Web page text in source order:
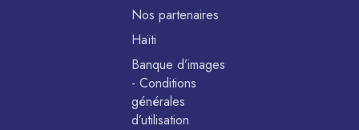
Nos partenaires
Haïti
Banque d’images
- Conditions
générales
d’utilisation